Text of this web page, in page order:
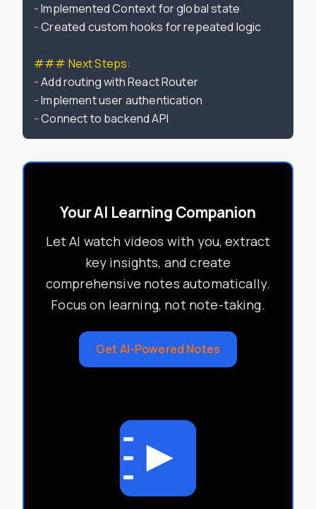
-
- Created custom hooks for repeated logic
### Next Steps:
-
Add routing with React Router
-
-
Your AI Learning Companion
Let AI watch videos with you, extract
key insights, and create
comprehensive notes automatically.
Focus on learning, not note-taking.
Get AI-Powered Notes